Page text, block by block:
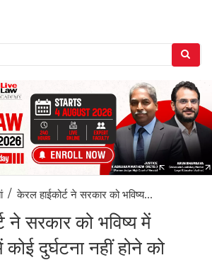
/ केरल हाईकोर्ट ने सरकार को भविष्य...
ने सरकार को भविष्य में
दुर्घटना नहीं होने को